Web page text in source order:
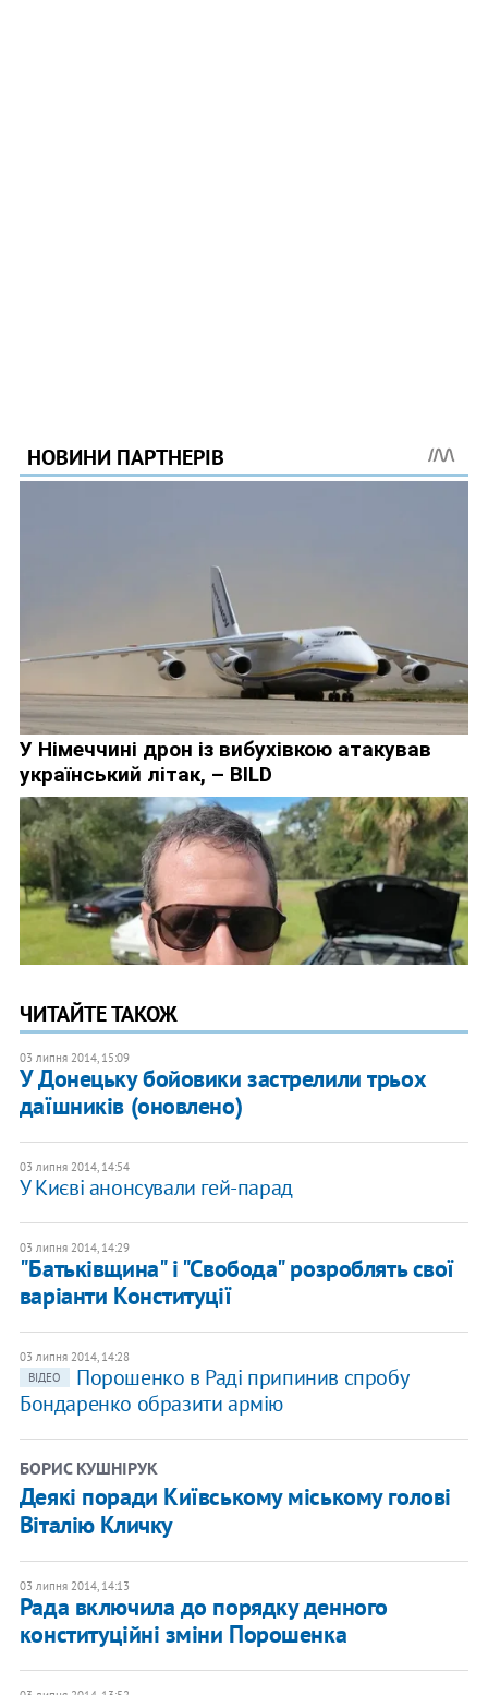
ЧИТАЙТЕ ТАКОЖ
03 липня 2014, 15:09
У Донецьку бойовики застрелили трьох
даїшників (оновлено)
03 липня 2014, 14:54
У Києві анонсували гей-парад
03 липня 2014, 14:29
"Батьківщина" і "Свобода" розроблять свої
варіанти Конституції
03 липня 2014, 14:28
ВІДЕО
Порошенко в Раді припинив спробу
Бондаренко образити армію
БОРИС КУШНІРУК
Деякі поради Київському міському голові
Віталію Кличку
03 липня 2014, 14:13
Рада включила до порядку денного
конституційні зміни Порошенка